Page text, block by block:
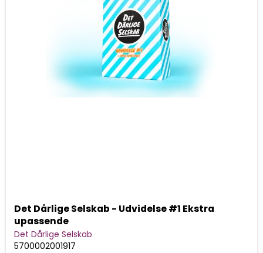
Det Dårlige Selskab - Udvidelse #1 Ekstra
upassende
Det Dårlige Selskab
5700002001917